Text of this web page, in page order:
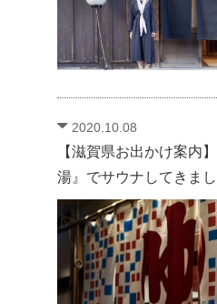
2020.10.08
【滋賀県お出かけ案内
湯』でサウナしてきまし